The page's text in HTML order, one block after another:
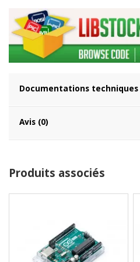
Documentations techniques
Avis (0)
Produits associés